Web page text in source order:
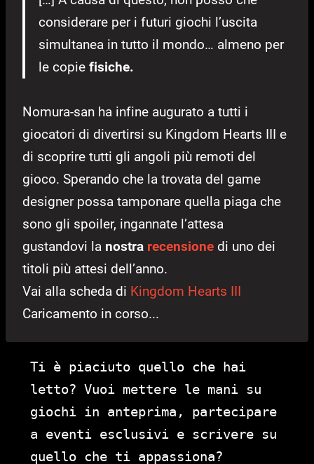
considerare per i futuri giochi l’uscita
simultanea in tutto il mondo… almeno per
le copie fisiche.
Nomura-san ha infine augurato a tutti i
giocatori di divertirsi su Kingdom Hearts III e
di scoprire tutti gli angoli più remoti del
gioco. Sperando che la trovata del game
designer possa tamponare quella piaga che
sono gli spoiler, ingannate l’attesa
gustandovi la nostra recensione di uno dei
titoli più attesi dell’anno.
Vai alla scheda di Kingdom Hearts III
Caricamento in corso...
Ti è piaciuto quello che hai
letto? Vuoi mettere le mani su
giochi in anteprima, partecipare
a eventi esclusivi e scrivere su
quello che ti appassiona?